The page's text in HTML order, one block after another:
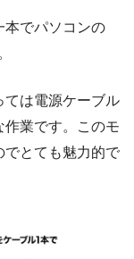
本でパソコンの
ては電源ケーブル
業です。このモ
でとても魅力的で